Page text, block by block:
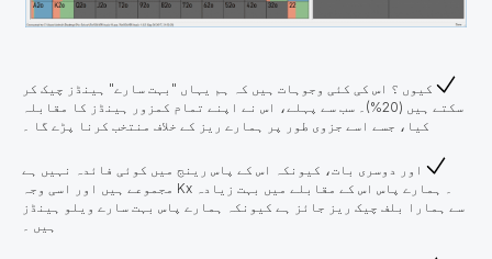
کیوں ؟ اس کی کئی وجوہات ہیں کہ ہم یہاں "بہت سارے" ہینڈز چیک کر
سکتے ہیں (20%)۔ سب سے پہلے، اس نے اپنے تمام کمزور ہینڈز کا مقابلہ
کیا، جسے اسے جزوی طور پر ہمارے ریز کے خلاف منتخب کرنا پڑے گا ۔
اور دوسری بات، کیونکہ اس کے پاس رینج میں کوئی فائدہ نہیں ہے
۔ ہمارے پاس اس کے مقابلے میں بہت زیادہ Kx مجموعے ہیں اور اسی وجہ
سے ہمارا بلف چیک ریز جائز ہے کیونکہ ہمارے پاس بہت سارے ویلو ہینڈز
ہیں ۔